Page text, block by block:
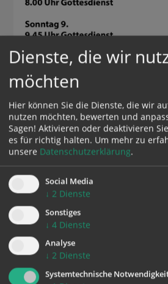
Dienste, die wir
möchten
Hier können Sie die Dienste, die wir
nutzen möchten, bewerten und
Sagen! Aktivieren oder deaktivieren
es für richtig halten. Um mehr zu
unsere Datenschutzerklärung.
Social Media
↓ 2 Dienste
Sonstiges
↓ 4 Dienste
Analyse
↓ 2 Dienste
Systemtechnische